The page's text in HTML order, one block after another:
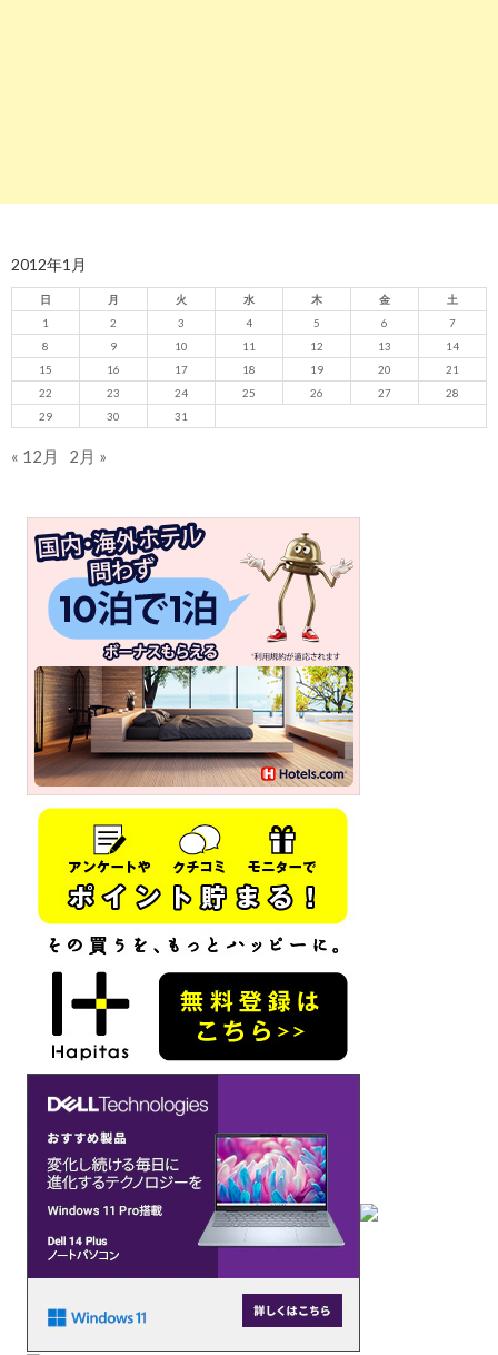
2012年1月
日 月 火 水 木 金
土
1
2 3 4 5 6
7
8
9 10 11 12 13
14
15
16 17 18 19 20
21
22
23 24 25 26 27
28
29
30 31
« 12月 2月 »